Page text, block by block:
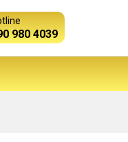
980 4039